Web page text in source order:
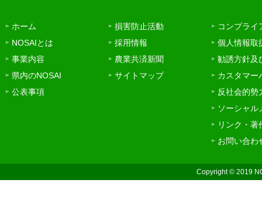
ホーム
NOSAIとは
事業内容
県内のNOSAI
公表事項
損害防止活動
採用情報
農業共済新聞
サイトマップ
コンプライ
個人情報取
勧誘方針及
カスタマー
反社会的勢
ソーシャル
リンク・著
お問い合わ
Copyright © 2019